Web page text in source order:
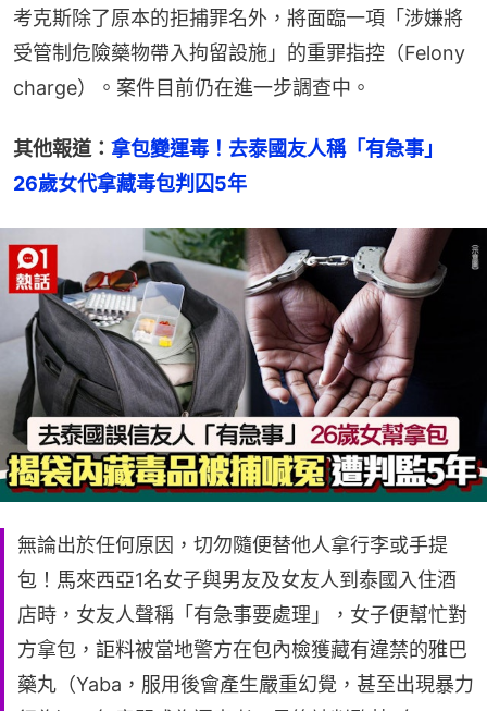
考克斯除了原本的拒捕罪名外，將面臨一項「涉嫌將
受管制危險藥物帶入拘留設施」的重罪指控（Felony
charge）。案件目前仍在進一步調查中。
其他報道： 拿包變運毒！去泰國友人稱「有急事」
26歲女代拿藏毒包判囚5年
無論出於任何原因，切勿隨便替他人拿行李或手提
包！馬來西亞1名女子與男友及女友人到泰國入住酒
店時，女友人聲稱「有急事要處理」，女子便幫忙對
方拿包，詎料被當地警方在包內檢獲藏有違禁的雅巴
藥丸（Yaba，服用後會產生嚴重幻覺，甚至出現暴力